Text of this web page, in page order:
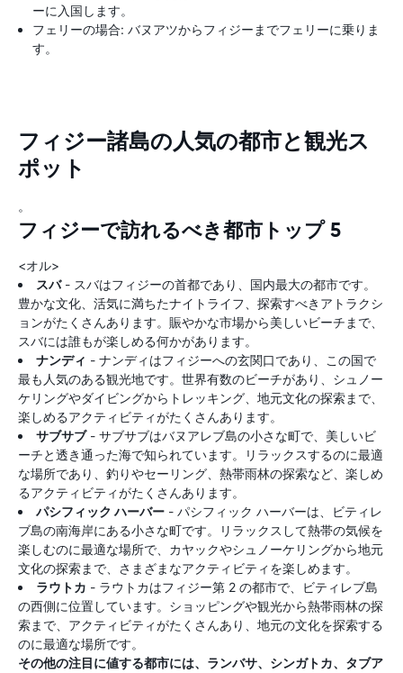
ーに入国します。
フェリーの場合: バヌアツからフィジーまでフェリーに乗りま
す。
フィジー諸島の人気の都市と観光ス
ポット
。
フィジーで訪れるべき都市トップ 5
<オル>
スバ- スバはフィジーの首都であり、国内最大の都市です。
豊かな文化、活気に満ちたナイトライフ、探索すべきアトラクシ
ョンがたくさんあります。賑やかな市場から美しいビーチまで、
スバには誰もが楽しめる何かがあります。
ナンディ - ナンディはフィジーへの玄関口であり、この国で
最も人気のある観光地です。世界有数のビーチがあり、シュノー
ケリングやダイビングからトレッキング、地元文化の探索まで、
楽しめるアクティビティがたくさんあります。
サブサブ- サブサブはバヌアレブ島の小さな町で、美しいビ
ーチと透き通った海で知られています。リラックスするのに最適
な場所であり、釣りやセーリング、熱帯雨林の探索など、楽しめ
るアクティビティがたくさんあります。
パシフィック ハーバー - パシフィック ハーバーは、ビティレ
ブ島の南海岸にある小さな町です。リラックスして熱帯の気候を
楽しむのに最適な場所で、カヤックやシュノーケリングから地元
文化の探索まで、さまざまなアクティビティを楽しめます。
ラウトカ - ラウトカはフィジー第 2 の都市で、ビティレブ島
の西側に位置しています。ショッピングや観光から熱帯雨林の探
索まで、アクティビティがたくさんあり、地元の文化を探索する
のに最適な場所です。
その他の注目に値する都市には、ランバサ、シンガトカ、タブア